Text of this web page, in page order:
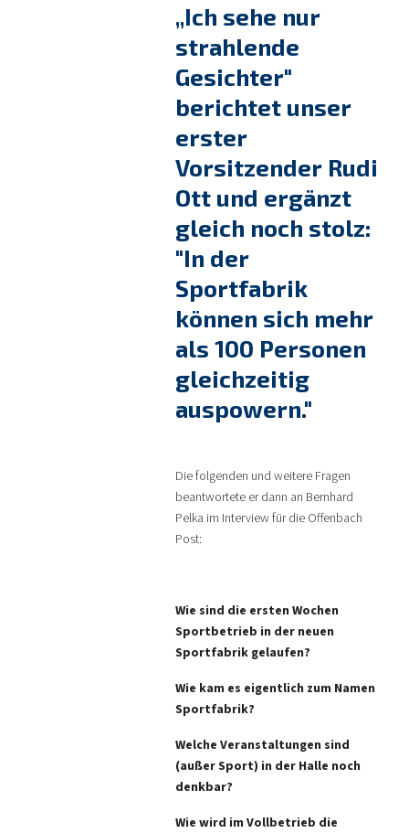
„Ich sehe nur
strahlende
Gesichter"
berichtet unser
erster
Vorsitzender Rudi
Ott und ergänzt
gleich noch stolz:
"In der
Sportfabrik
können sich mehr
als 100 Personen
gleichzeitig
auspowern."
Die folgenden und weitere Fragen
beantwortete er dann an Bernhard
Pelka im Interview für die Offenbach
Post:
Wie sind die ersten Wochen
Sportbetrieb in der neuen
Sportfabrik gelaufen?
Wie kam es eigentlich zum Namen
Sportfabrik?
Welche Veranstaltungen sind
(außer Sport) in der Halle noch
denkbar?
Wie wird im Vollbetrieb die